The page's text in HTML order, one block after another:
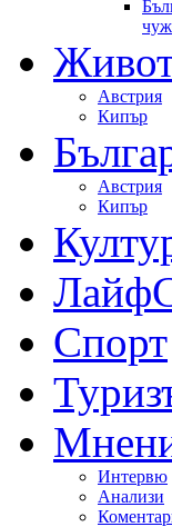
Австрия
Кипър
Австрия
Кипър
Спорт
Интервю
Анализи